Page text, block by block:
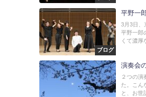
ブログ
平野一
3月3日
平野一郎
くて濃厚
演奏会
２つの演
た。こん
と、お世